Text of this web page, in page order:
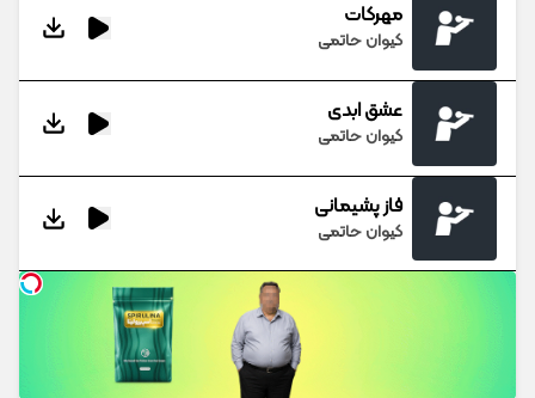
مهرکات
کیوان حاتمی
عشق ابدی
کیوان حاتمی
فاز پشیمانی
کیوان حاتمی